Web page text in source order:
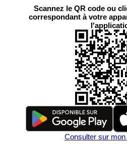
Scannez le QR code ou
correspondant à votre
Consulter sur